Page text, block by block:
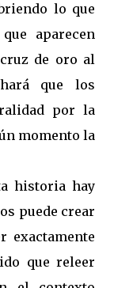
lo que
aparecen
de oro al
que los
por la
momento la
historia hay
puede crear
exactamente
que releer